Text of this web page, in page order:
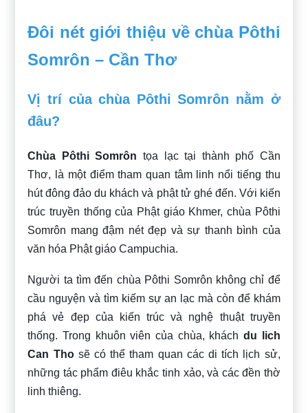
Đôi nét giới thiệu về chùa Pôthi
Somrôn – Cần Thơ
Vị trí của chùa Pôthi Somrôn nằm ở
đâu?
Chùa Pôthi Somrôn tọa lạc tại thành phố Cần
Thơ, là một điểm tham quan tâm linh nổi tiếng thu
hút đông đảo du khách và phật tử ghé đến. Với kiến
trúc truyền thống của Phật giáo Khmer, chùa Pôthi
Somrôn mang đậm nét đẹp và sự thanh bình của
văn hóa Phật giáo Campuchia.
Người ta tìm đến chùa Pôthi Somrôn không chỉ để
cầu nguyện và tìm kiếm sự an lạc mà còn để khám
phá vẻ đẹp của kiến trúc và nghệ thuật truyền
thống. Trong khuôn viên của chùa, kháchdu lich
Can Thosẽ có thể tham quan các di tích lịch sử,
những tác phẩm điêu khắc tinh xảo, và các đền thờ
linh thiêng.